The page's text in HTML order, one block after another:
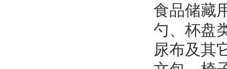
食品储藏
勺、杯盘
尿布及其